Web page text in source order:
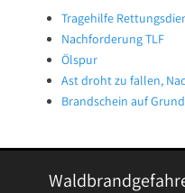
Tragehilfe
Nachforderung TLF
Ölspur
Ast droht zu fallen,
Brandschein auf